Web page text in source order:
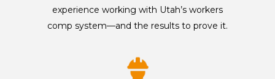
experience working with Utah’s workers
comp system—and the results to prove it.